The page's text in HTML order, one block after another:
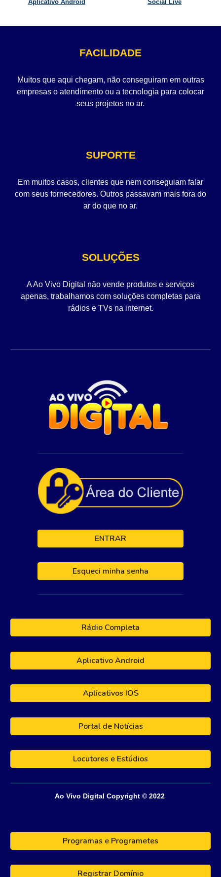
Aplicativo Android Social Live
FACILIDADE
Muitos que aqui chegam, não conseguiram em outras
empresas o atendimento ou a tecnologia para colocar
seus projetos no ar.
SUPORTE
Em muitos casos, clientes que nem conseguiam falar
com seus fornecedores. Outros passavam mais fora do
ar do que no ar.
SOLUÇÕES
A Ao Vivo Digital não vende produtos e serviços
apenas, trabalhamos com soluções completas para
rádios e TVs na internet.
ENTRAR
Esqueci minha senha
Rádio Completa
Aplicativo Android
Aplicativos IOS
Portal de Notícias
Locutores e Estúdios
Ao Vivo Digital Copyright © 2022
Programas e Programetes
Registrar Domínio